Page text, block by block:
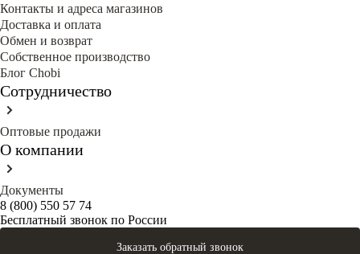
Контакты и адреса магазинов
Доставка и оплата
Обмен и возврат
Собственное производство
Блог Сhobi
Сотрудничество
Оптовые продажи
О компании
Документы
8 (800) 550 57 74
Бесплатный звонок по России
Заказать обратный звонок